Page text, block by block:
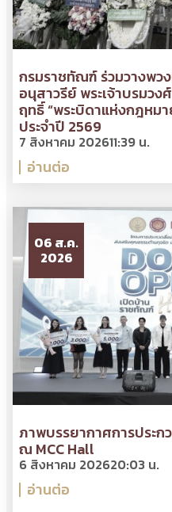
กรมราชทัณฑ์ ร่วมวางพว
อนุสาวรีย์ พระเจ้าบรมวง
ฤทธิ์ “พระบิดาแห่งกฎหม
ประจำปี 2569
7 สิงหาคม 202611:39 น.
อ่านต่อ
06 ส.ค.
2026
ภาพบรรยากาศการประกว
ณ MCC Hall
6 สิงหาคม 202620:03 น.
อ่านต่อ